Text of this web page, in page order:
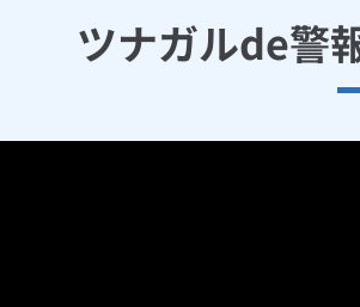
ツナガルde警